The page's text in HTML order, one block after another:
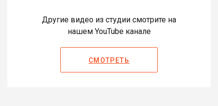
Другие видео из студии смотрите на
нашем YouTube канале
СМОТРЕТЬ